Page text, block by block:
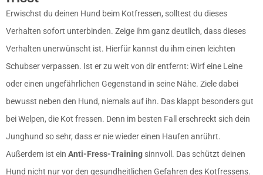
Erwischst du deinen Hund beim Kotfressen, solltest du dieses
Verhalten sofort unterbinden. Zeige ihm ganz deutlich, dass dieses
Verhalten unerwünscht ist. Hierfür kannst du ihm einen leichten
Schubser verpassen. Ist er zu weit von dir entfernt: Wirf eine Leine
oder einen ungefährlichen Gegenstand in seine Nähe. Ziele dabei
bewusst neben den Hund, niemals auf ihn. Das klappt besonders gut
bei Welpen, die Kot fressen. Denn im besten Fall erschreckt sich dein
Junghund so sehr, dass er nie wieder einen Haufen anrührt.
Außerdem ist ein Anti-Fress-Training sinnvoll. Das schützt deinen
Hund nicht nur vor den gesundheitlichen Gefahren des Kotfressens.